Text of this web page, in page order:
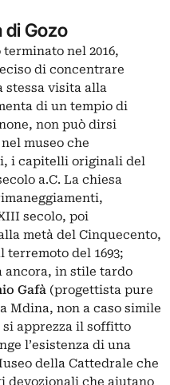
di Gozo
nel 2016,
di concentrare
stessa visita alla
di un tempio di
non può dirsi
museo che
i capitelli originali del
a.C. La chiesa
secolo, poi
metà del Cinquecento,
terremoto del 1693;
ancora, in stile tardo
Gafà (progettista pure
Mdina, non a caso simile
si apprezza il soffitto
l’esistenza di una
della Cattedrale che
devozionali che aiutano